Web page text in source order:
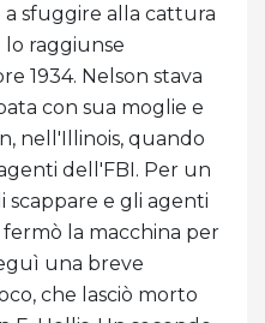
a sfuggire alla cattura
lo raggiunse
1934. Nelson stava
con sua moglie e
nell'Illinois, quando
dell'FBI. Per un
scappare e gli agenti
la macchina per
una breve
che lasciò morto